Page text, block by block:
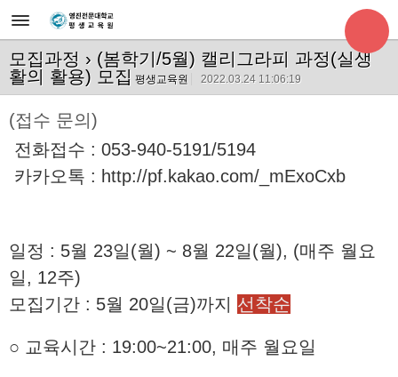
모집과정 › (봄학기/5월) 캘리그라피 과정(실생
활의 활용) 모집 평생교육원 2022.03.24 11:06:19
(접수 문의)
전화접수 : 053-940-5191/5194
카카오톡 : http://pf.kakao.com/_mExoCxb
일정 : 5월 23일(월) ~ 8월 22일(월), (매주 월요
일, 12주)
모집기간 : 5월 20일(금)까지 선착순
○ 교육시간 : 19:00~21:00, 매주 월요일